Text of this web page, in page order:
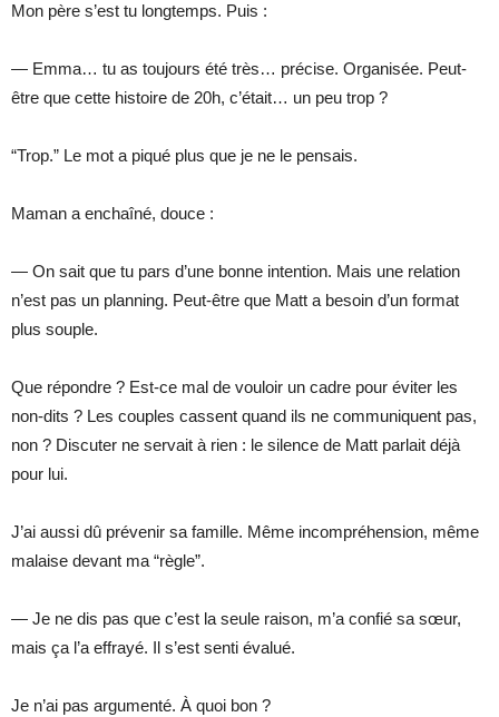
Mon père s’est tu longtemps. Puis :
— Emma… tu as toujours été très… précise. Organisée. Peut-
être que cette histoire de 20h, c’était… un peu trop ?
“Trop.” Le mot a piqué plus que je ne le pensais.
Maman a enchaîné, douce :
— On sait que tu pars d’une bonne intention. Mais une relation
n’est pas un planning. Peut-être que Matt a besoin d’un format
plus souple.
Que répondre ? Est-ce mal de vouloir un cadre pour éviter les
non-dits ? Les couples cassent quand ils ne communiquent pas,
non ? Discuter ne servait à rien : le silence de Matt parlait déjà
pour lui.
J’ai aussi dû prévenir sa famille. Même incompréhension, même
malaise devant ma “règle”.
— Je ne dis pas que c’est la seule raison, m’a confié sa sœur,
mais ça l’a effrayé. Il s’est senti évalué.
Je n’ai pas argumenté. À quoi bon ?